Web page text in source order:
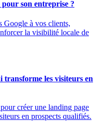
son entreprise ?
Google à vos clients,
la visibilité locale de
transforme les visiteurs en
créer une landing page
en prospects qualifiés.